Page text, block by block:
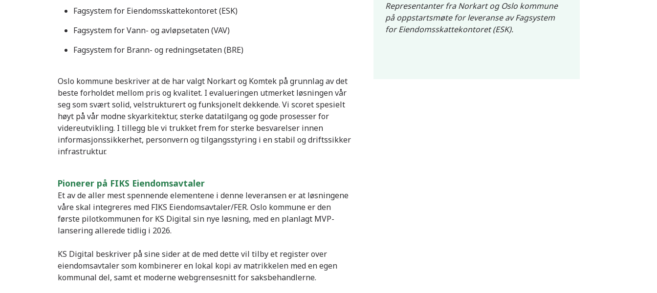
Fagsystem for Eiendomsskattekontoret (ESK)
Fagsystem for Vann- og avløpsetaten (VAV)
Fagsystem for Brann- og redningsetaten (BRE)
Oslo kommune beskriver at de har valgt Norkart og Komtek på grunnlag av det
beste forholdet mellom pris og kvalitet. I evalueringen utmerket løsningen vår
seg som svært solid, velstrukturert og funksjonelt dekkende. Vi scoret spesielt
høyt på vår modne skyarkitektur, sterke datatilgang og gode prosesser for
videreutvikling. I tillegg ble vi trukket frem for sterke besvarelser innen
informasjonssikkerhet, personvern og tilgangsstyring i en stabil og driftssikker
infrastruktur.
Pionerer på FIKS Eiendomsavtaler
Et av de aller mest spennende elementene i denne leveransen er at løsningene
våre skal integreres med FIKS Eiendomsavtaler/FER. Oslo kommune er den
første pilotkommunen for KS Digital sin nye løsning, med en planlagt MVP-
lansering allerede tidlig i 2026.
KS Digital beskriver på sine sider at de med dette vil tilby et register over
eiendomsavtaler som kombinerer en lokal kopi av matrikkelen med en egen
kommunal del, samt et moderne webgrensesnitt for saksbehandlerne.
Representanter fra Norkart og Oslo kommune
på oppstartsmøte for leveranse av Fagsystem
for Eiendomsskattekontoret (ESK).